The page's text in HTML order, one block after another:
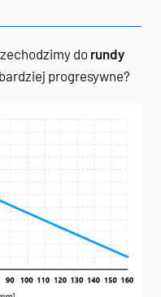
do rundy
progresywne?